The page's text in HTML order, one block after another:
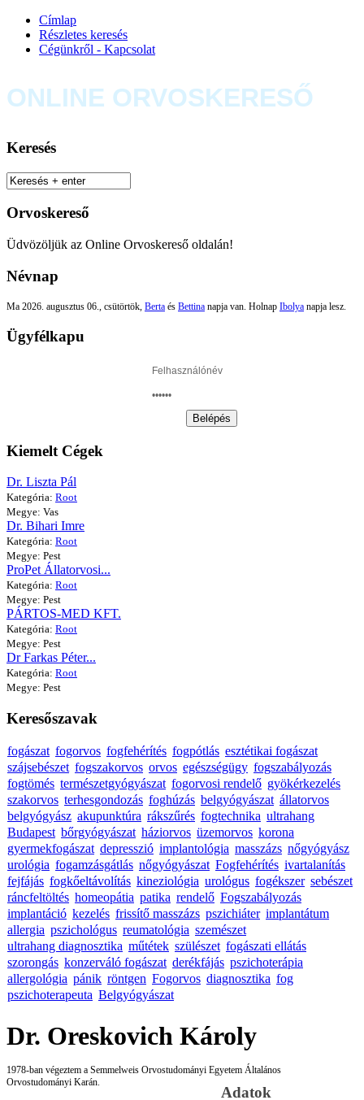
Címlap
Részletes keresés
Cégünkről - Kapcsolat
ONLINE ORVOSKERESŐ
Keresés
Orvoskereső
Üdvözöljük az Online Orvoskereső oldalán!
Névnap
Ma 2026. augusztus 06., csütörtök, Berta és Bettina napja van. Holnap Ibolya napja lesz.
Ügyfélkapu
Belépés
Kiemelt Cégek
Dr. Liszta Pál
Kategória: Root
Megye: Vas
Dr. Bihari Imre
Kategória: Root
Megye: Pest
ProPet Állatorvosi...
Kategória: Root
Megye: Pest
PÁRTOS-MED KFT.
Kategória: Root
Megye: Pest
Dr Farkas Péter...
Kategória: Root
Megye: Pest
Keresőszavak
fogászat fogorvos fogfehérítés fogpótlás esztétikai fogászat
szájsebészet fogszakorvos orvos egészségügy fogszabályozás
fogtömés természetgyógyászat fogorvosi rendelő gyökérkezelés
szakorvos terhesgondozás foghúzás belgyógyászat állatorvos
belgyógyász akupunktúra rákszűrés fogtechnika ultrahang
Budapest bőrgyógyászat háziorvos üzemorvos korona
gyermekfogászat depresszió implantológia masszázs nőgyógyász
urológia fogamzásgátlás nőgyógyászat Fogfehérítés ivartalanítás
fejfájás fogkőeltávolítás kineziológia urológus fogékszer sebészet
ráncfeltöltés homeopátia patika rendelő Fogszabályozás
implantáció kezelés frissítő masszázs pszichiáter implantátum
allergia pszichológus reumatológia szemészet
ultrahang diagnosztika műtétek szülészet fogászati ellátás
szorongás konzerváló fogászat derékfájás pszichoterápia
allergológia pánik röntgen Fogorvos diagnosztika fog
pszichoterapeuta Belgyógyászat
Dr. Oreskovich Károly
1978-ban végeztem a Semmelweis Orvostudományi Egyetem Általános
Orvostudományi Karán.
Adatok